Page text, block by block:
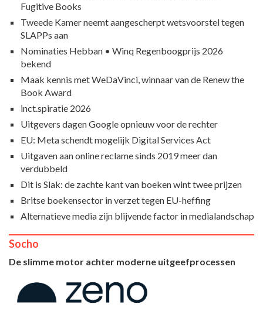
Fugitive Books
Tweede Kamer neemt aangescherpt wetsvoorstel tegen
SLAPPs aan
Nominaties Hebban • Winq Regenboogprijs 2026
bekend
Maak kennis met WeDaVinci, winnaar van de Renew the
Book Award
inct.spiratie 2026
Uitgevers dagen Google opnieuw voor de rechter
EU: Meta schendt mogelijk Digital Services Act
Uitgaven aan online reclame sinds 2019 meer dan
verdubbeld
Dit is Slak: de zachte kant van boeken wint twee prijzen
Britse boekensector in verzet tegen EU-heffing
Alternatieve media zijn blijvende factor in medialandschap
Socho
De slimme motor achter moderne uitgeefprocessen